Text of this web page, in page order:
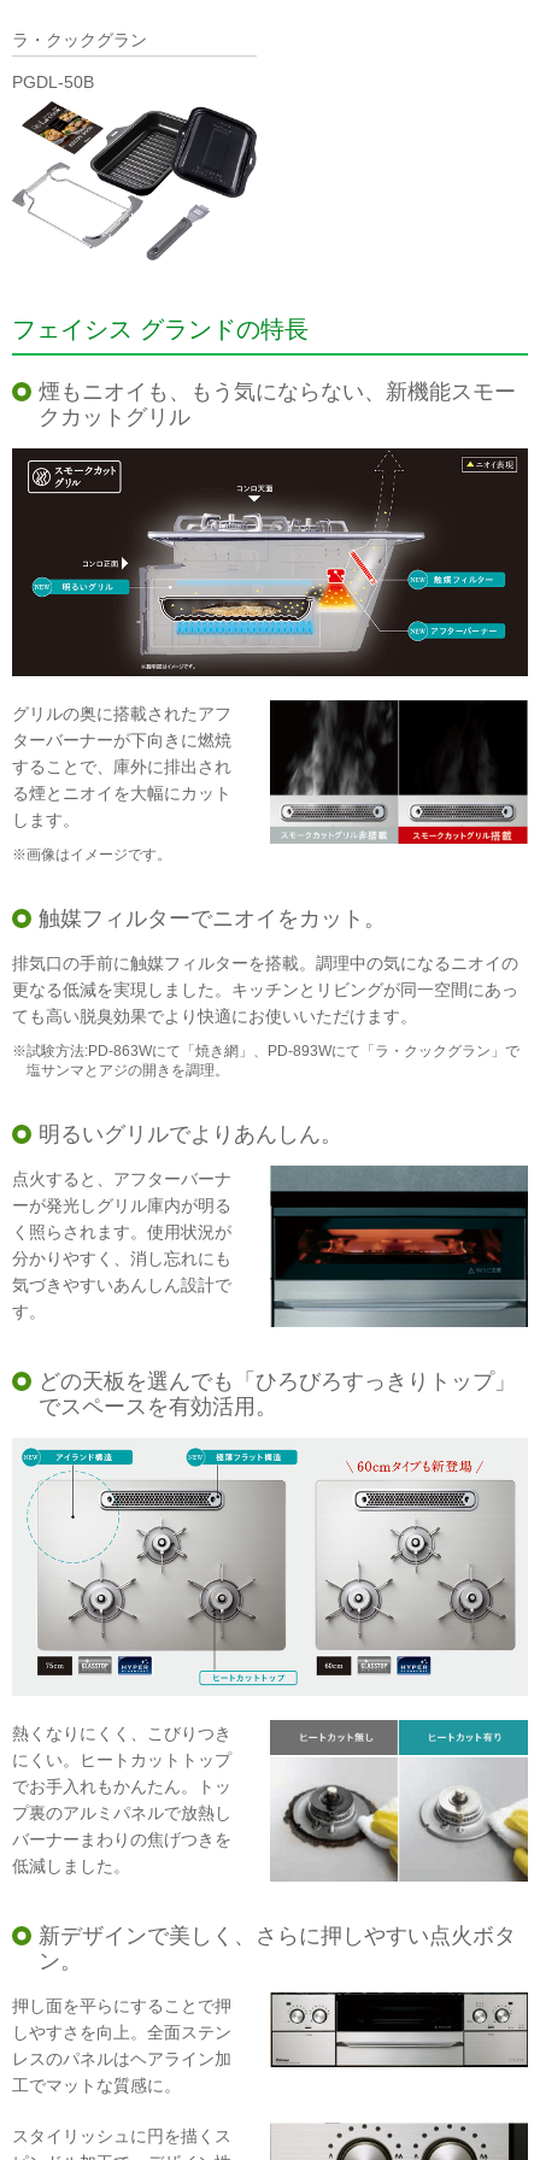
ラ・クックグラン
PGDL-50B
フェイシス グランドの特長
煙もニオイも、もう気にならない、新機能スモー
クカットグリル
グリルの奥に搭載されたアフ
ターバーナーが下向きに燃焼
することで、庫外に排出され
る煙とニオイを大幅にカット
します。
※画像はイメージです。
触媒フィルターでニオイをカット。
排気口の手前に触媒フィルターを搭載。調理中の気になるニオイの
更なる低減を実現しました。キッチンとリビングが同一空間にあっ
ても高い脱臭効果でより快適にお使いいただけます。
※試験方法:PD-863Wにて「焼き網」、PD-893Wにて「ラ・クックグラン」で
塩サンマとアジの開きを調理。
明るいグリルでよりあんしん。
点火すると、アフターバーナ
ーが発光しグリル庫内が明る
く照らされます。使用状況が
分かりやすく、消し忘れにも
気づきやすいあんしん設計で
す。
どの天板を選んでも「ひろびろすっきりトップ」
でスペースを有効活用。
熱くなりにくく、こびりつき
にくい。ヒートカットトップ
でお手入れもかんたん。トッ
プ裏のアルミパネルで放熱し
バーナーまわりの焦げつきを
低減しました。
新デザインで美しく、さらに押しやすい点火ボタ
ン。
押し面を平らにすることで押
しやすさを向上。全面ステン
レスのパネルはヘアライン加
工でマットな質感に。
スタイリッシュに円を描くス